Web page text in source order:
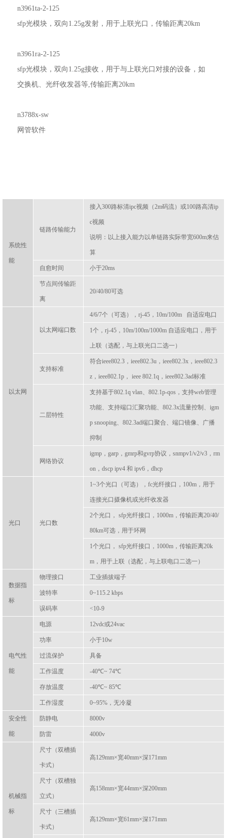
n3961ta-2-125
sfp光模块，双向1.25g发射，用于上联光口，传输距离20km
n3961ra-2-125
sfp光模块，双向1.25g接收，用于与上联光口对接的设备，如
交换机、光纤收发器等,传输距离20km
n3788x-sw
网管软件
系统性
能
链路传输能力
接入300路标清ipc视频（2m码流）或100路高清ip
c视频
说明：以上接入能力以单链路实际带宽600m来估
算
自愈时间 小于20ms
节点间传输距
离
20/40/80可选
以太网
以太网端口数
4/6/7个（可选），rj-45，10m/100m 自适应电口
1个，rj-45，10m/100m/1000m 自适应电口，用于
上联（选配，与上联光口二选一）
支持标准
符合ieee802.3，ieee802.3u，ieee802.3x，ieee802.3
z，ieee802.1p， ieee 802.1q，ieee802.3ad标准
二层特性
支持基于802.1q vlan、802.1p-qos，支持web管理
功能、支持端口汇聚功能、802.3x流量控制、igm
p snooping、802.3ad端口聚合、端口镜像、广播
抑制
网络协议
igmp，garp，gmrp和gvrp协议，snmpv1/v2/v3，rm
on，dscp ipv4 和 ipv6，dhcp
光口 光口数
1~3个光口（可选），fc光纤接口，100m，用于
连接光口摄像机或光纤收发器
2个光口， sfp光纤接口，1000m，传输距离20/40/
80km可选，用于环网
1个光口， sfp光纤接口，1000m，传输距离20k
m，用于上联（选配，与上联电口二选一）
数据指
标
物理接口 工业插拔端子
波特率 0~115.2 kbps
误码率 <10-9
电气性
能
电源 12vdc或24vac
功率 小于10w
过流保护 具备
工作温度 -40℃~ 74℃
存放温度 -40℃~ 85℃
工作湿度 0~95%，无冷凝
安全性
能
防静电 8000v
防雷 4000v
机械指
标
尺寸（双槽插
卡式）
高129mm×宽40mm×深171mm
尺寸（双槽独
立式）
高158mm×宽44mm×深200mm
尺寸（三槽插
卡式）
高129mm×宽61mm×深171mm